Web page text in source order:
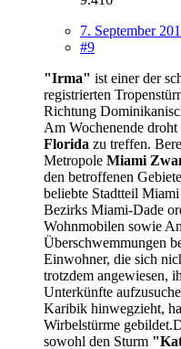
7. September
#9
"Irma" ist einer der
registrierten
Richtung
Am Wochenende
Florida zu treffen.
Metropole Miami
den betroffenen
beliebte Stadtteil
Bezirks Miami-Dade
Wohnmobilen sowie
Überschwemmungen
Einwohner, die sich
trotzdem angewiesen,
Unterkünfte
Karibik hinwegzieht,
Wirbelstürme
sowohl den Sturm